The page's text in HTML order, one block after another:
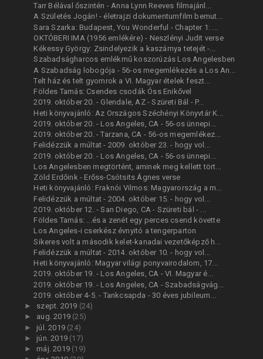
Tarr Bélával őszintén - Anna Lynn Reeves filmajánl...
A Születés Jogán! - életrajzi dokumentumfilm bemut...
Sara Szarka: Budapest, You Wonderful - Chapter 1: ...
OKTÓBERI IMA (1956 emlékére) - Neszlényi Judit verse
Kékessy György: Zsindelyezik a kaszárnya tetejét -...
Szabadságharcos emlékmű koszorúzás Los Angelesben
A Szabadság lobogója - 56-os megemlékezés a Los An...
Telt ház és telt gyomrok a VI. Magyar ételek feszt...
Földes Tamás: Csendes csodák Óss Enikővel
2019. október 20. - Glendale, AZ - Szüreti Bál - P...
Heti könyvajánló: Az Országos Széchényi Könyvtár K...
2019. október 20. - Los Angeles, CA - 56-os ünnepi...
2019. október 20. - Tarzana, CA - 56-os megemlékez...
Felidézzük a múltat - 2009. október 23. - hogy vol...
2019. október 20. - Los Angeles, CA - 56-os ünnepi...
Los Angelesben megtörtént, aminek meg kellett tört...
Zöld Erdőink - Erőss-Csótsits Ágnes verse
Heti könyvajánló: Fraknói Vilmos: Magyarország a m...
Felidézzük a múltat - 2004. október 15. - hogy vol...
2019. október 12. - San Diego, CA - Szüreti bál - ...
Földes Tamás: ...és a zenét egy perces csend követte
Los Angeles-i cserkész évnyitó a tengerparton
Sikeres volt a második kelet-kanadai vezetőképző h...
Felidézzük a múltat - 2014. október 10. - hogy vol...
Heti könyvajánló: Magyar világi ponyvairodalom, 17...
2019. október 19. - Los Angeles, CA - VI. Magyar é...
2019. október 19. - Los Angeles, CA - Szabadságvág...
2019. október 4-5. - Tankcsapda - 30 éves jubileum...
► szept. 2019 (24)
► aug. 2019 (25)
► júl. 2019 (24)
► jún. 2019 (17)
► máj. 2019 (19)